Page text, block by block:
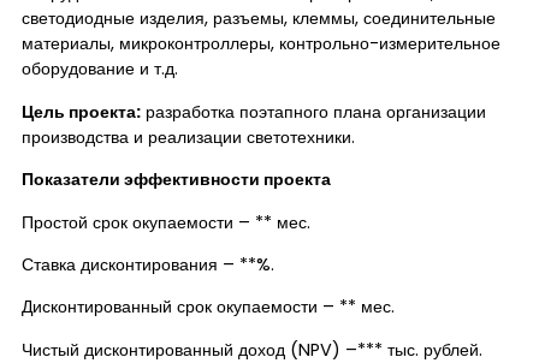
светодиодные изделия, разъемы, клеммы, соединительные
материалы, микроконтроллеры, контрольно-измерительное
оборудование и т.д.
Цель проекта: разработка поэтапного плана организации
производства и реализации светотехники.
Показатели эффективности проекта
Простой срок окупаемости – ** мес.
Ставка дисконтирования – **%.
Дисконтированный срок окупаемости – ** мес.
Чистый дисконтированный доход (NPV) –*** тыс. рублей.